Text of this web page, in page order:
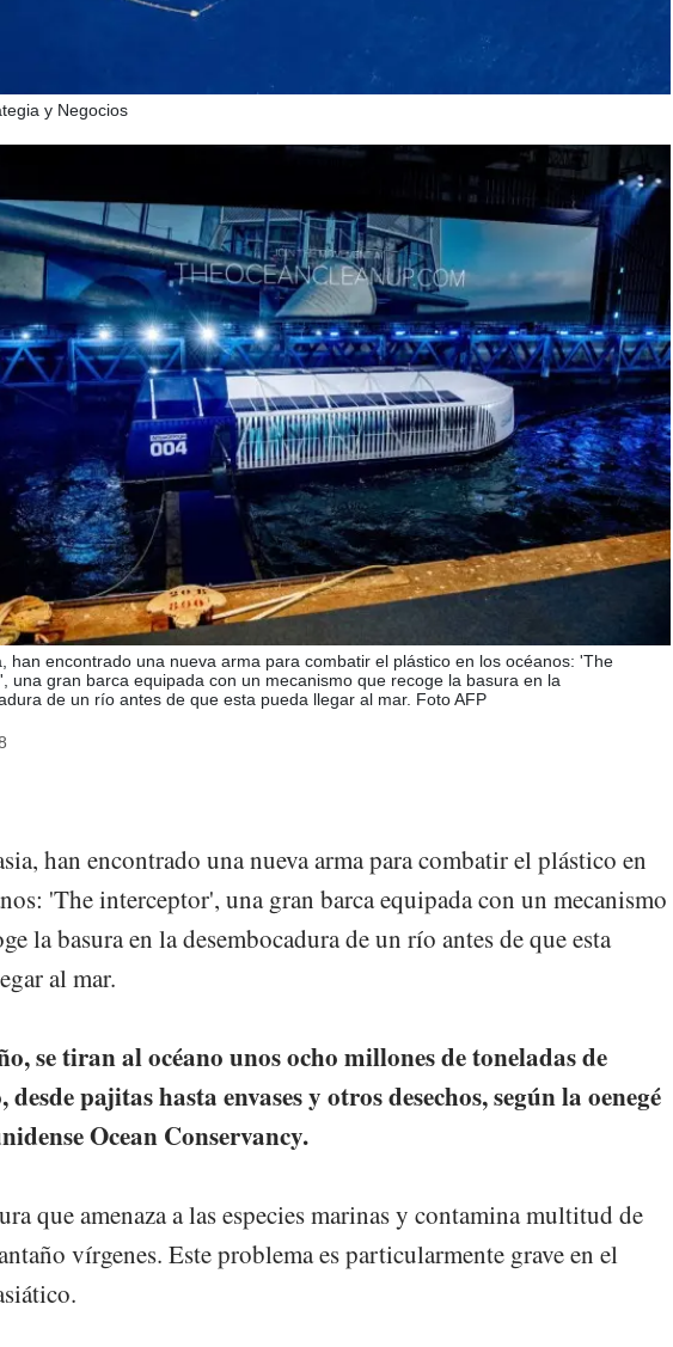
y Negocios
han encontrado una nueva arma para combatir el plástico en los océanos: 'The
una gran barca equipada con un mecanismo que recoge la basura en la
de un río antes de que esta pueda llegar al mar. Foto AFP
han encontrado una nueva arma para combatir el plástico en
'The interceptor', una gran barca equipada con un mecanismo
la basura en la desembocadura de un río antes de que esta
al mar.
se tiran al océano unos ocho millones de toneladas de
desde pajitas hasta envases y otros desechos, según la oenegé
Ocean Conservancy.
que amenaza a las especies marinas y contamina multitud de
vírgenes. Este problema es particularmente grave en el